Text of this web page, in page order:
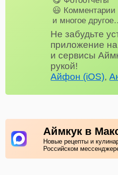
😃 Комментарии
и многое
Не забудьте
приложение
и сервисы
рукой!
Айфон (iOS),
Аймкук в
Новые рецепты и
Российском